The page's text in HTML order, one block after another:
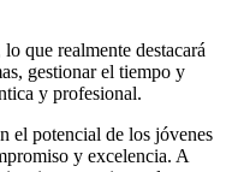
que realmente destacará
gestionar el tiempo y
y profesional.
el potencial de los jóvenes
y excelencia. A